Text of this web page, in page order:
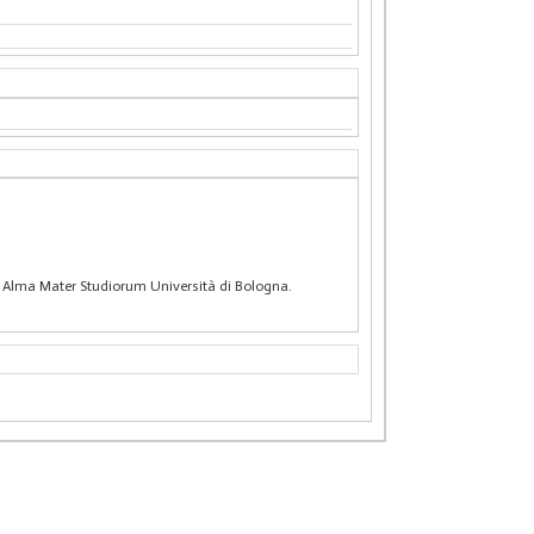
Mater Studiorum Università di Bologna.